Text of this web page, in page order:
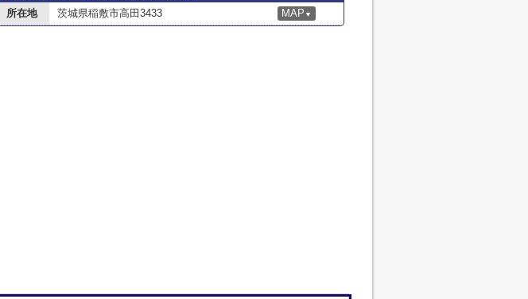
所在地
茨城県稲敷市高田3433 MAP ▼